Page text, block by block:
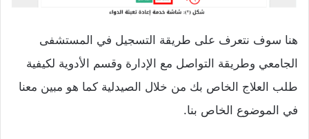
هنا سوف نتعرف على طريقة التسجيل في المستشفى
الجامعي وطريقة التواصل مع الإدارة وقسم الأدوية لكيفية
طلب العلاج الخاص بك من خلال الصيدلية كما هو مبين معنا
في الموضوع الخاص بنا.